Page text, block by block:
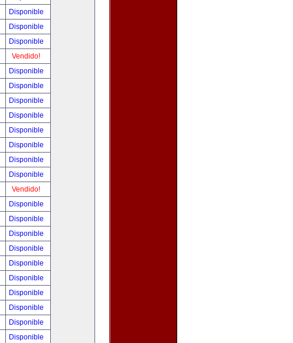
Disponible
Disponible
Disponible
Vendido!
Disponible
Disponible
Disponible
Disponible
Disponible
Disponible
Disponible
Disponible
Vendido!
Disponible
Disponible
Disponible
Disponible
Disponible
Disponible
Disponible
Disponible
Disponible
Disponible